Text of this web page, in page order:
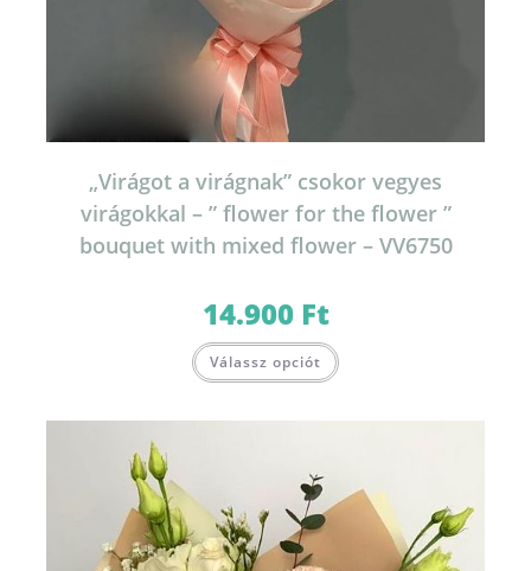
„Virágot a virágnak” csokor vegyes
virágokkal – ” flower for the flower ”
bouquet with mixed flower – VV6750
14.900 Ft
Válassz opciót